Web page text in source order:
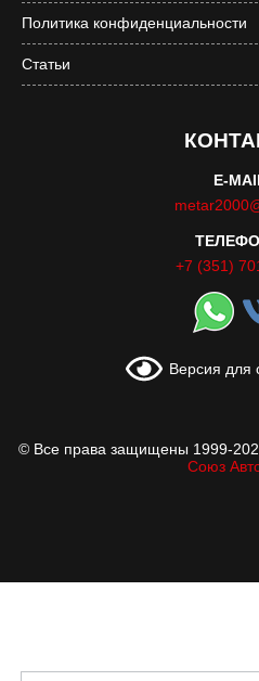
Политика конфиденциальности
Статьи
E-
+7 (351)
Версия для
© Все права защищены 1999-
Союз